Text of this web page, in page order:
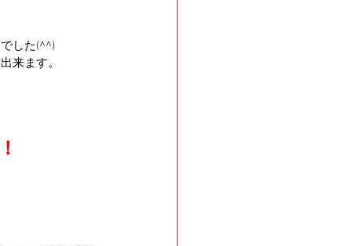
した(^^)
来ます。